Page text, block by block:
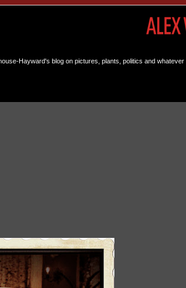
Hayward's blog on pictures, plants, politics and whatever